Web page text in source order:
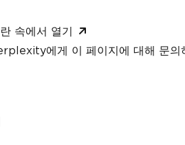
속에서 열기
에게 이 페이지에 대해 문의